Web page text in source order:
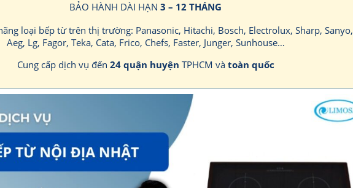
BẢO HÀNH DÀI HẠN3 – 12 THÁNG
loại bếp từ trên thị trường: Panasonic, Hitachi, Bosch, Electrolux, Sharp, Sanyo,
Aeg, Lg, Fagor, Teka, Cata, Frico, Chefs, Faster, Junger, Sunhouse…
Cung cấp dịch vụ đến 24 quận huyện TPHCM và toàn quốc